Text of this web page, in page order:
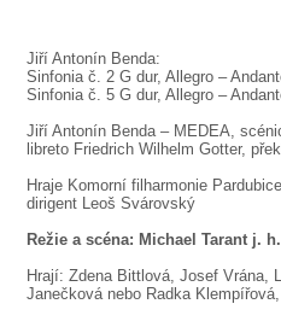
Jiří Antonín Benda:
Sinfonia č. 2 G dur, Allegro –
Sinfonia č. 5 G dur, Allegro –
Jiří Antonín Benda – MEDEA,
libreto Friedrich Wilhelm Gotter,
Hraje Komorní filharmonie Pardubice
dirigent Leoš Svárovský
Režie a scéna: Michael Tarant j. h.
Hrají: Zdena Bittlová, Josef Vrána,
Janečková nebo Radka